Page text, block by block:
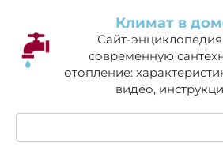
контенту
Климат в
Сайт-
современную
отопление:
видео,
Поиск: